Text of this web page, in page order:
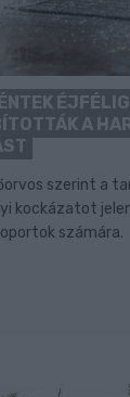
ÉJFÉLIG
A
szerint a
kockázatot
számára.